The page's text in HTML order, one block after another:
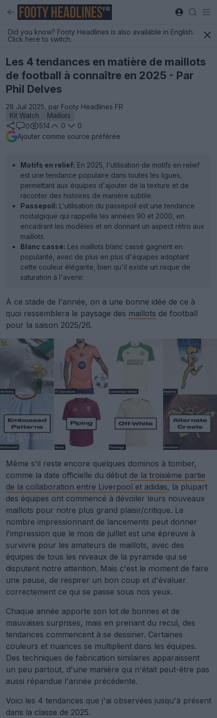
FR
Did you know? Footy Headlines is also available in English.
Click here to switch.
Les 4 tendances en matière de maillots
de football à connaître en 2025 - Par
Phil Delves
28 Juil 2025, par Footy Headlines FR
Kit Watch
Maillots
0
514 0
0
Ajouter comme source préférée
Motifs en relief: En 2025, l'utilisation de motifs en relief
est une tendance populaire dans toutes les ligues,
permettant aux équipes d'ajouter de la texture et de
raconter des histoires de manière subtile.
Passepoil: L'utilisation du passepoil est une tendance
nostalgique qui rappelle les années 90 et 2000, en
encadrant les modèles et en donnant un aspect rétro aux
maillots.
Blanc cassé: Les maillots blanc cassé gagnent en
popularité, avec de plus en plus d'équipes adoptant
cette couleur élégante, bien qu'il existe un risque de
saturation à l'avenir.
À ce stade de l'année, on a une bonne idée de ce à
quoi ressemblera le paysage des maillots de football
pour la saison 2025/26.
Même s'il reste encore quelques dominos à tomber,
comme la date officielle du début de la troisième partie
de la collaboration entre Liverpool et adidas, la plupart
des équipes ont commencé à dévoiler leurs nouveaux
maillots pour notre plus grand plaisir/critique. Le
nombre impressionnant de lancements peut donner
l'impression que le mois de juillet est une épreuve à
survivre pour les amateurs de maillots, avec des
équipes de tous les niveaux de la pyramide qui se
disputent notre attention. Mais c'est le moment de faire
une pause, de respirer un bon coup et d'évaluer
correctement ce qui se passe sous nos yeux.
Chaque année apporte son lot de bonnes et de
mauvaises surprises, mais en prenant du recul, des
tendances commencent à se dessiner. Certaines
couleurs et nuances se multiplient dans les équipes.
Des techniques de fabrication similaires apparaissent
un peu partout, d'une manière qui n'était peut-être pas
aussi répandue l'année précédente.
Voici les 4 tendances que j'ai observées jusqu'à présent
dans la classe de 2025.